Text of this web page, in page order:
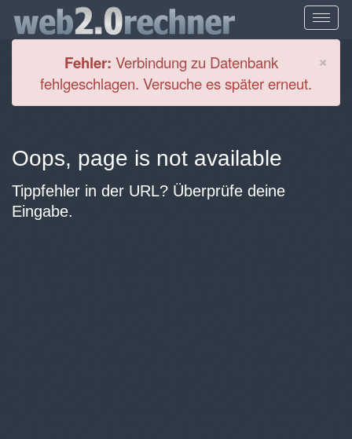
×
Fehler: Verbindung zu Datenbank
fehlgeschlagen. Versuche es später erneut.
Oops, page is not available
Tippfehler in der URL? Überprüfe deine
Eingabe.